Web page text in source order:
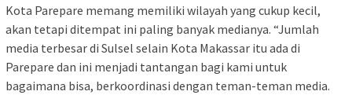
Kota Parepare memang memiliki wilayah yang cukup kecil,
akan tetapi ditempat ini paling banyak medianya. “Jumlah
media terbesar di Sulsel selain Kota Makassar itu ada di
Parepare dan ini menjadi tantangan bagi kami untuk
bagaimana bisa, berkoordinasi dengan teman-teman media.